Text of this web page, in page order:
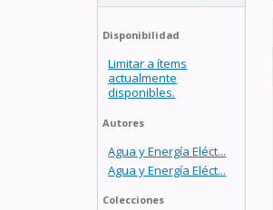
Disponibilidad
Limitar a ítems
actualmente
disponibles.
Autores
Agua y Energía Eléct...
Agua y Energía Eléct...
Colecciones